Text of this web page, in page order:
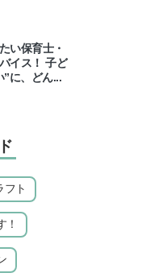
って…
い保育士・
イス！ 子ど
”に、どん...
フト
！